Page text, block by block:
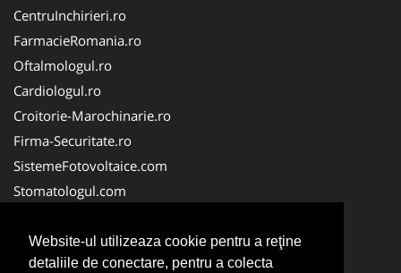
Website-ul utilizeaza cookie pentru a reţine
detaliile de conectare, pentru a colecta
CentruInchirieri.ro
FarmacieRomania.ro
Oftalmologul.ro
Cardiologul.ro
Croitorie-Marochinarie.ro
Firma-Securitate.ro
SistemeFotovoltaice.com
Stomatologul.com
Birouri-Cadastru.ro
Cabinet-Individual.ro